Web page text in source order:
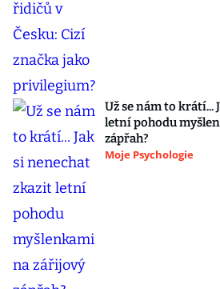
Už se nám to krátí...
letní pohodu
zápřah?
Moje Psychologie